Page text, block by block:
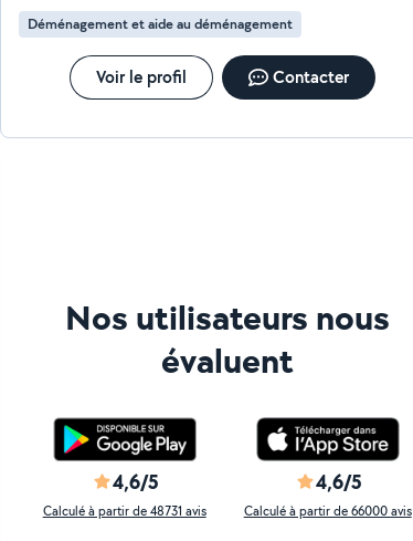
Déménagement et aide au déménagement
Voir le profil Contacter
Nos utilisateurs nous
évaluent
4,6/5
Calculé à partir de 48731 avis
4,6/5
Calculé à partir de 66000 avis